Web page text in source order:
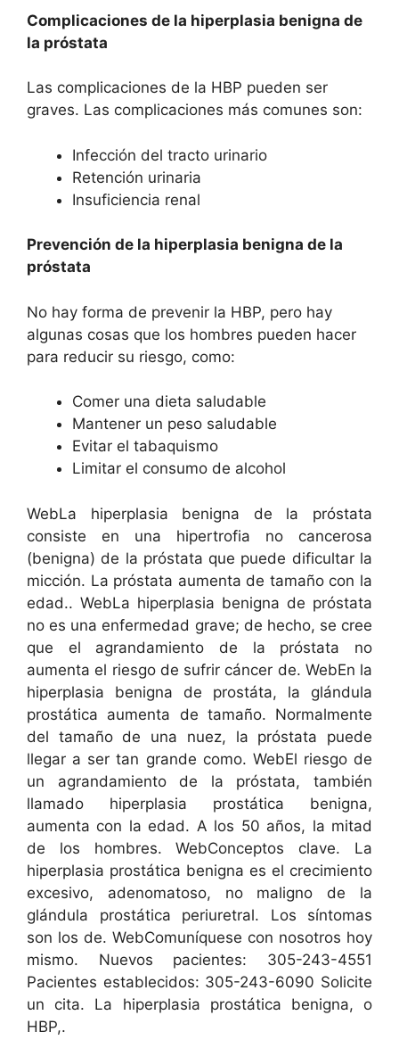
Complicaciones de la hiperplasia benigna de
la próstata
Las complicaciones de la HBP pueden ser
graves. Las complicaciones más comunes son:
Infección del tracto urinario
Retención urinaria
Insuficiencia renal
Prevención de la hiperplasia benigna de la
próstata
No hay forma de prevenir la HBP, pero hay
algunas cosas que los hombres pueden hacer
para reducir su riesgo, como:
Comer una dieta saludable
Mantener un peso saludable
Evitar el tabaquismo
Limitar el consumo de alcohol
WebLa hiperplasia benigna de la próstata
consiste en una hipertrofia no cancerosa
(benigna) de la próstata que puede dificultar la
micción. La próstata aumenta de tamaño con la
edad.. WebLa hiperplasia benigna de próstata
no es una enfermedad grave; de hecho, se cree
que el agrandamiento de la próstata no
aumenta el riesgo de sufrir cáncer de. WebEn la
hiperplasia benigna de prostáta, la glándula
prostática aumenta de tamaño. Normalmente
del tamaño de una nuez, la próstata puede
llegar a ser tan grande como. WebEl riesgo de
un agrandamiento de la próstata, también
llamado hiperplasia prostática benigna,
aumenta con la edad. A los 50 años, la mitad
de los hombres. WebConceptos clave. La
hiperplasia prostática benigna es el crecimiento
excesivo, adenomatoso, no maligno de la
glándula prostática periuretral. Los síntomas
son los de. WebComuníquese con nosotros hoy
mismo. Nuevos pacientes: 305-243-4551
Pacientes establecidos: 305-243-6090 Solicite
un cita. La hiperplasia prostática benigna, o
HBP,.